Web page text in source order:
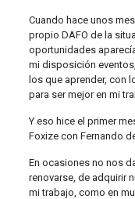
Cuando hace unos
propio DAFO de la
oportunidades
mi disposición
los que aprender, con
para ser mejor en mi
Y eso hice el primer
Foxize con Fernando
En ocasiones no nos
renovarse, de adquirir
mi trabajo, como en